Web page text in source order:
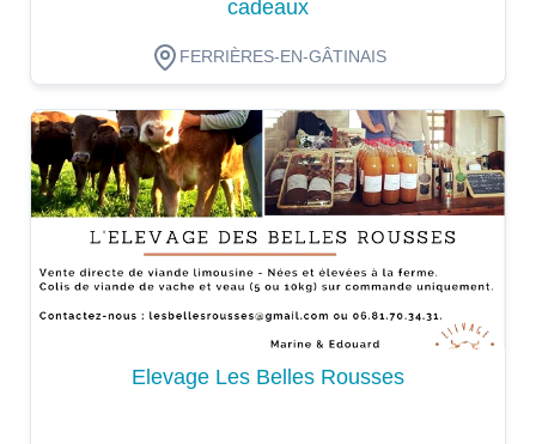
cadeaux
FERRIÈRES-EN-GÂTINAIS
Dégustation
Elevage Les Belles Rousses